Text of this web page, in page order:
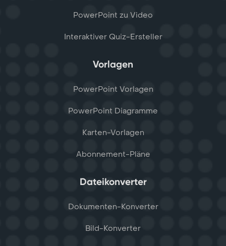
PowerPoint zu Video
Interaktiver Quiz-Ersteller
Vorlagen
PowerPoint Vorlagen
PowerPoint Diagramme
Karten-Vorlagen
Abonnement-Pläne
Dateikonverter
Dokumenten-Konverter
Bild-Konverter